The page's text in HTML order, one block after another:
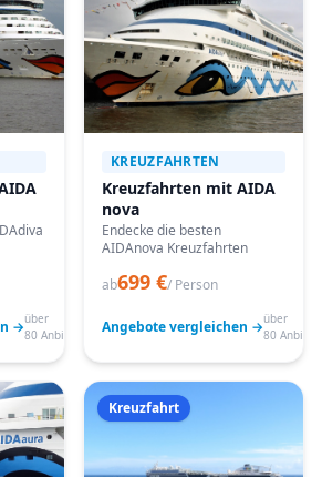
→über
80 Anbieter
KREUZFAHRTEN
Kreuzfahrten mit AIDA
nova
Endecke die besten
AIDAnova Kreuzfahrten
ab699 €/ Person
Angebote vergleichen →über
80
Kreuzfahrt